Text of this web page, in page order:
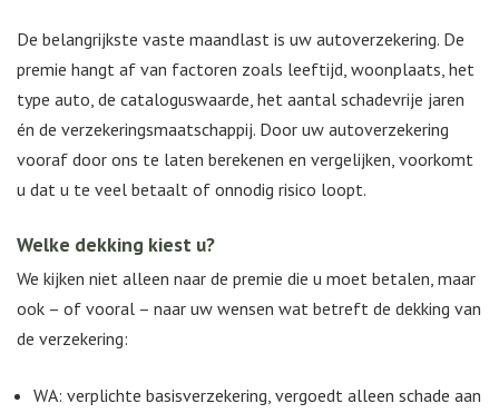
De belangrijkste vaste maandlast is uw autoverzekering. De
premie hangt af van factoren zoals leeftijd, woonplaats, het
type auto, de cataloguswaarde, het aantal schadevrije jaren
én de verzekeringsmaatschappij. Door uw autoverzekering
vooraf door ons te laten berekenen en vergelijken, voorkomt
u dat u te veel betaalt of onnodig risico loopt.
Welke dekking kiest u?
We kijken niet alleen naar de premie die u moet betalen, maar
ook – of vooral – naar uw wensen wat betreft de dekking van
de verzekering:
WA: verplichte basisverzekering, vergoedt alleen schade aan